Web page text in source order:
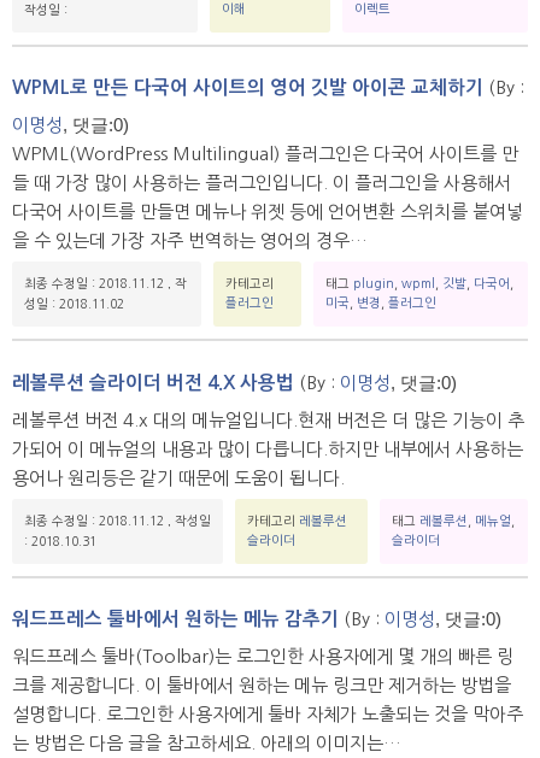
작성일 :
이해
이렉트
WPML로 만든 다국어 사이트의 영어 깃발 아이콘 교체하기 (By :
이명성 , 댓글:0)
WPML(WordPress Multilingual) 플러그인은 다국어 사이트를 만
들 때 가장 많이 사용하는 플러그인입니다. 이 플러그인을 사용해서
다국어 사이트를 만들면 메뉴나 위젯 등에 언어변환 스위치를 붙여넣
을 수 있는데 가장 자주 번역하는 영어의 경우…
최종 수정일 : 2018.11.12 , 작
성일 : 2018.11.02
카테고리
플러그인
태그 plugin wpml 깃발, 다국어
미국
변경 플러그인
레볼루션 슬라이더 버전 4.X 사용법 (By : 이명성 , 댓글:0)
레볼루션 버전 4.x 대의 메뉴얼입니다.현재 버전은 더 많은 기능이 추
가되어 이 메뉴얼의 내용과 많이 다릅니다.하지만 내부에서 사용하는
용어나 원리등은 같기 때문에 도움이 됩니다.
최종 수정일 : 2018.11.12
작성일
: 2018.10.31
카테고리 레볼루션
슬라이더
태그 레볼루션 메뉴얼
슬라이더
워드프레스 툴바에서 원하는 메뉴 감추기 (By : 이명성 , 댓글:0)
워드프레스 툴바(Toolbar)는 로그인한 사용자에게 몇 개의 빠른 링
크를 제공합니다. 이 툴바에서 원하는 메뉴 링크만 제거하는 방법을
설명합니다. 로그인한 사용자에게 툴바 자체가 노출되는 것을 막아주
는 방법은 다음 글을 참고하세요. 아래의 이미지는…